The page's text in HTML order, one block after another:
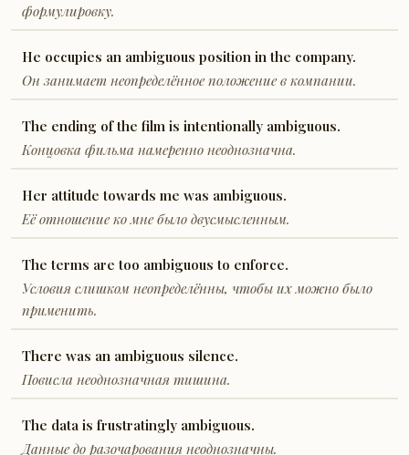
формулировку.
He occupies an ambiguous position in the company.
Он занимает неопределённое положение в компании.
The ending of the film is intentionally ambiguous.
Концовка фильма намеренно неоднозначна.
Her attitude towards me was ambiguous.
Её отношение ко мне было двусмысленным.
The terms are too ambiguous to enforce.
Условия слишком неопределённы, чтобы их можно было
применить.
There was an ambiguous silence.
Повисла неоднозначная тишина.
The data is frustratingly ambiguous.
Данные до разочарования неоднозначны.